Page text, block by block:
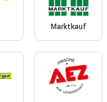
Marktkauf